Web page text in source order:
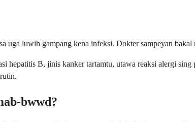
uga luwih gampang kena infeksi. Dokter sampeyan
hepatitis B, jinis kanker tartamtu, utawa reaksi alergi
bwwd?